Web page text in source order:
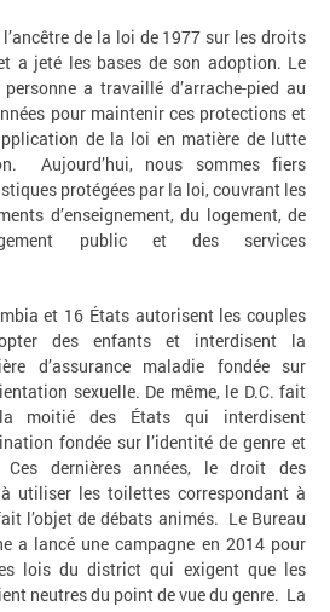
de la loi de 1977 sur les droits
a jeté les bases de son adoption. Le
a travaillé d’arrache-pied au
pour maintenir ces protections et
de la loi en matière de lutte
Aujourd’hui, nous sommes fiers
protégées par la loi, couvrant les
d’enseignement, du logement, de
public et des services
et 16 États autorisent les couples
des enfants et interdisent la
d’assurance maladie fondée sur
sexuelle. De même, le D.C. fait
moitié des États qui interdisent
fondée sur l’identité de genre et
Ces dernières années, le droit des
à utiliser les toilettes correspondant à
l’objet de débats animés. Le Bureau
a lancé une campagne en 2014 pour
lois du district qui exigent que les
neutres du point de vue du genre. La